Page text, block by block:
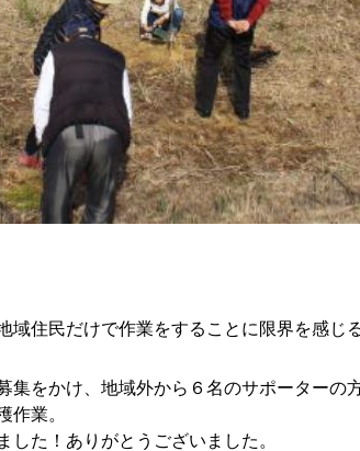
住民だけで作業をすることに限界を感じ
をかけ、地域外から６名のサポーターの
作業。
た！ありがとうございました。